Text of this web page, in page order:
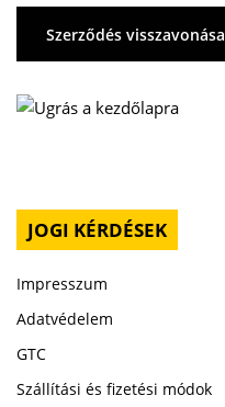
Szerződés visszavonása
JOGI KÉRDÉSEK
Impresszum
Adatvédelem
GTC
Szállítási és fizetési módok